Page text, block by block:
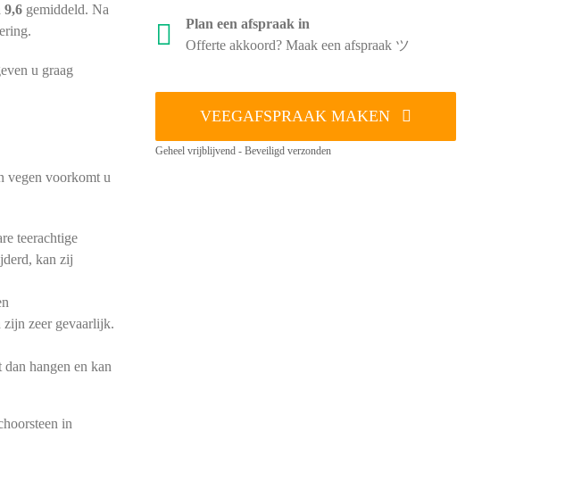
9,6gemiddeld. Na
u graag
vegen voorkomt u
teerachtige
kan zij
zijn zeer gevaarlijk.
hangen en kan
in
Plan een afspraak in
Offerte akkoord? Maak een afspraak ツ
VEEGAFSPRAAK MAKEN
Geheel vrijblijvend - Beveiligd verzonden